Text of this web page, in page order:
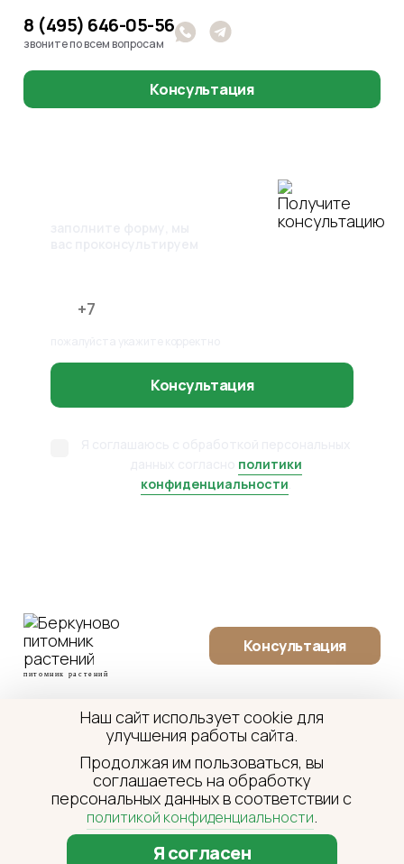
8 (495) 646-05-56
звоните по всем вопросам
Консультация
Консультация
политики
конфиденциальности
питомник растений
Консультация
О питомнике ГалереяТехнологииПроизводство
Контакты
8 (495) 646-05-56
pitomnik@berkunovo.ru
Все права защищены.
Данный сайт носит информационно-справочный характер
и ни при каких условиях не является публичной офертой.
Наш сайт использует cookie для
улучшения работы сайта.
Продолжая им пользоваться, вы
соглашаетесь на обработку
персональных данных в соответствии с
политикой конфиденциальности.
Я согласен